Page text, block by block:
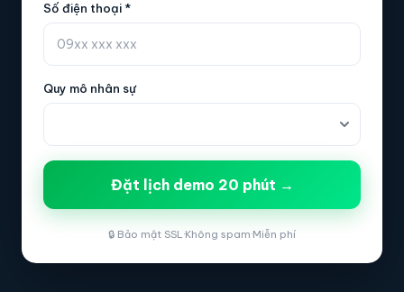
Số điện thoại *
Quy mô nhân sự
Đặt lịch demo 20 phút →
🔒 Bảo mật SSL·Không spam·Miễn phí